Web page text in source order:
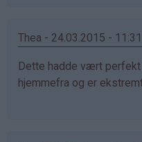
Thea - 24.03.2015 - 11:31
Dette hadde vært
hjemmefra og er